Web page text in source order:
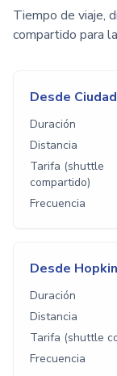
Tiempo de viaje,
compartido para
Desde
Duración
Distancia
Tarifa (shuttle
compartido)
Frecuencia
Desde
Duración
Distancia
Tarifa (shuttle
Frecuencia